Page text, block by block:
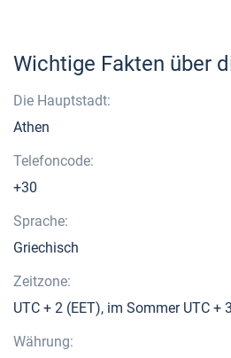
Wichtige Fakten über
Die Hauptstadt:
Athen
Telefoncode:
+30
Sprache:
Griechisch
Zeitzone:
UTC + 2 (EET), im Sommer UTC +
Währung: